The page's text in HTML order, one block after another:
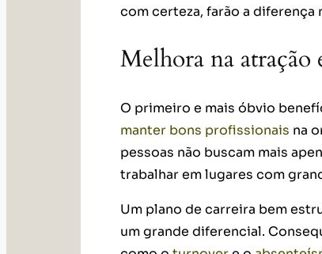
com certeza, farão a diferença
Melhora na atração
O primeiro e mais óbvio
manter bons profissionais na
pessoas não buscam mais
trabalhar em lugares com
Um plano de carreira bem
um grande diferencial.